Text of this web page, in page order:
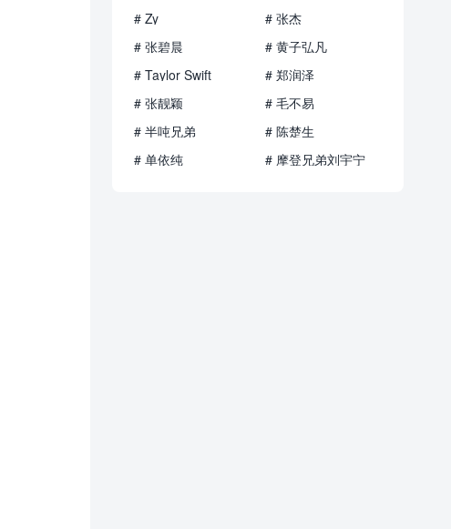
# Zy
# 张杰
# 张碧晨
# 黄子弘凡
# Taylor Swift
# 郑润泽
# 张靓颖
# 毛不易
# 半吨兄弟
# 陈楚生
# 单依纯
# 摩登兄弟刘宇宁